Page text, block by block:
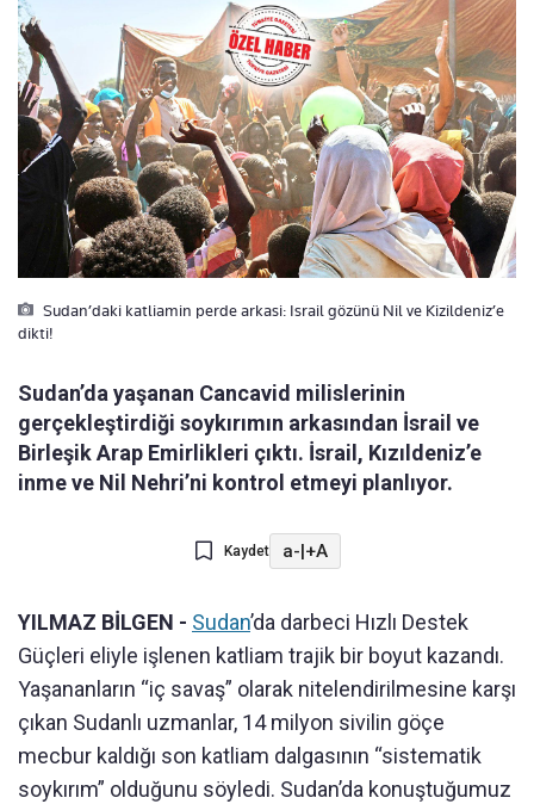
Sudan’daki katliamin perde arkasi: Israil gözünü Nil ve Kizildeniz’e
dikti!
Sudan’da yaşanan Cancavid milislerinin
gerçekleştirdiği soykırımın arkasından İsrail ve
Birleşik Arap Emirlikleri çıktı. İsrail, Kızıldeniz’e
inme ve Nil Nehri’ni kontrol etmeyi planlıyor.
Kaydet a-|+A
YILMAZ BİLGEN - Sudan’da darbeci Hızlı Destek
Güçleri eliyle işlenen katliam trajik bir boyut kazandı.
Yaşananların “iç savaş” olarak nitelendirilmesine karşı
çıkan Sudanlı uzmanlar, 14 milyon sivilin göçe
mecbur kaldığı son katliam dalgasının “sistematik
soykırım” olduğunu söyledi. Sudan’da konuştuğumuz